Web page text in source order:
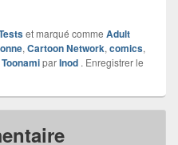
et marqué comme Adult
,Cartoon Network,comics,
ToonamiparInod . Enregistrer le